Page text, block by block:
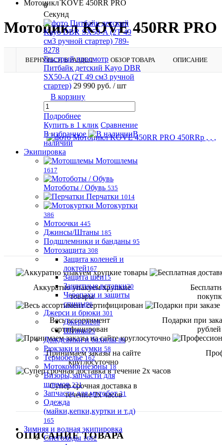
0
Секунд
Быстрый просмотр
Питбайк детский Kayo DBR
SX50-A (2T 49 см3 ручной
стартер) 29 990 руб. / шт
В корзину
Подробнее
Купить в 1 клик Сравнение
В избранное
В
наличии
Экипировка
Мотошлемы
1617
Мотоботы / Обувь 535
Перчатки 1014
Мотокуртки
386
Мотоочки 445
Джинсы/Штаны 185
Подшлемники и банданы 95
Мотозащита 308
Защита коленей и
локтей167
Защита шеи15
Защитные вставки30
Черепахи и защиты
спины96
Джерси и брюки 301
Джерси208
Штаны93
Дождевики и бахилы 80
Рюкзаки и сумки 58
Термобелье 162
Мотокомбинезоны 18
Визоры,запчасти для
шлемов 221
Запчасти для мотобот 31
Одежда
(майки,кепки,куртки и т.д)
165
Зимняя и водная экипировка
Снегоходы 1662
Мотоцикл KOVE 450RR PRO
Мотоцикл KOVE 450RR PRO
ВЕРНУТЬСЯ В РАЗДЕЛ ОБЗОР ТОВАРА ОПИСАНИЕ
Аккуратно упакуем хрупкие
товары
Весь ассортимент
сертифицирован
Подарки при
рублей
Принимаем заказы на сайте
круглосуточно
Супер срочная доставка в
течение 2х часов
ОПИСАНИЕ ТОВАРА